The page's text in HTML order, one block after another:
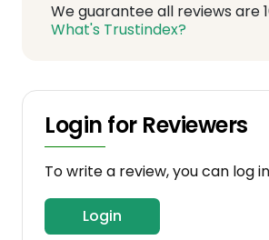
We guarantee all reviews are
What's Trustindex?
Login for Reviewers
To write a review, you can log
Login